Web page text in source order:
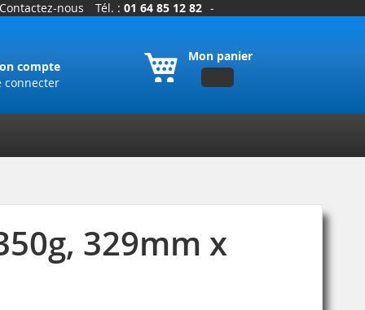
Contactez-nous Tél. : 01 64 85 12 82 -
Mon panier
compte
connecter
329mm x